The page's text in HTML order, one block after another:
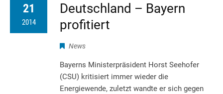
21
2014
Deutschland – Bayern
profitiert
News
Bayerns Ministerpräsident Horst Seehofer
(CSU) kritisiert immer wieder die
Energiewende, zuletzt wandte er sich gegen